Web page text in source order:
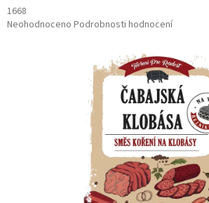
1668
Průměrné
Neohodnoceno Podrobnosti hodnocení